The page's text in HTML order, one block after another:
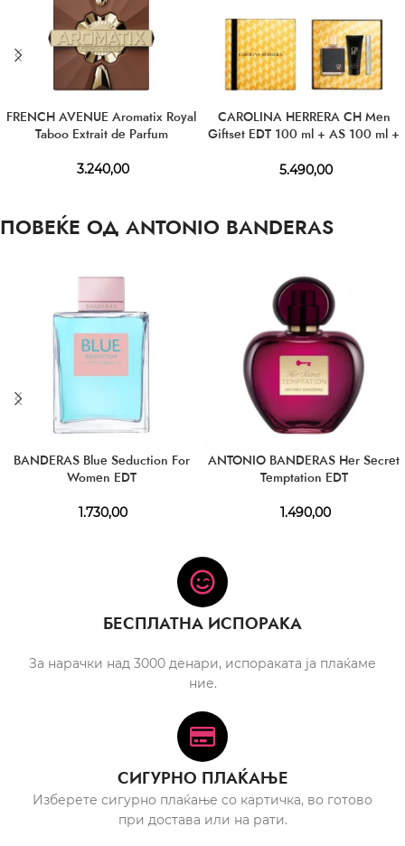
FRENCH AVENUE Aromatix Royal
Taboo Extrait de Parfum
3.240,00
CAROLINA HERRERA CH Men
Giftset EDT 100 ml + AS 100 ml +
5.490,00
ПОВЕЌЕ ОД ANTONIO BANDERAS
BANDERAS Blue Seduction For
Women EDT
1.730,00
ANTONIO BANDERAS Her Secret
Temptation EDT
1.490,00
БЕСПЛАТНА ИСПОРАКА
За нарачки над 3000 денари, испораката ја плаќаме
ние.
СИГУРНО ПЛАЌАЊЕ
Изберете сигурно плаќање со картичка, во готово
при достава или на рати.